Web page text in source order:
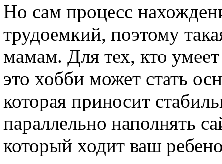
Но сам процесс
трудоемкий, поэтому
мамам. Для тех, кто
это хобби может стать
которая приносит
параллельно наполнять
который ходит ваш